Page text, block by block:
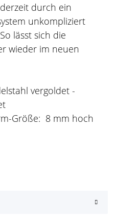
durch ein
unkompliziert
lässt sich die
wieder im neuen
vergoldet -
Größe: 8 mm hoch